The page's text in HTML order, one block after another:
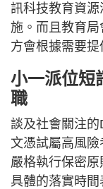
訊科技教育資
施。而且教育
方會根據需要提
小一派位短
職
談及社會關注
文憑試屬高風
嚴格執行保密
具體的落實時